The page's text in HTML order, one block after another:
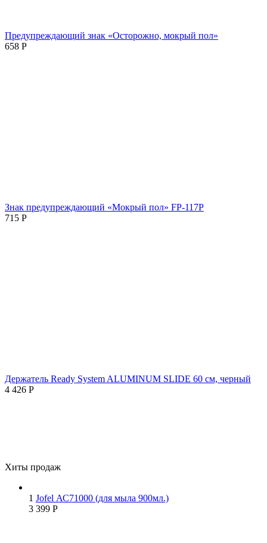
Предупреждающий знак «Осторожно, мокрый пол»
658 Р
Знак предупреждающий «Мокрый пол» FP-117P
715 Р
Держатель Ready System ALUMINUM SLIDE 60 см, черный
4 426 Р
Хиты продаж
1 Jofel АС71000 (для мыла 900мл.)
3 399 Р